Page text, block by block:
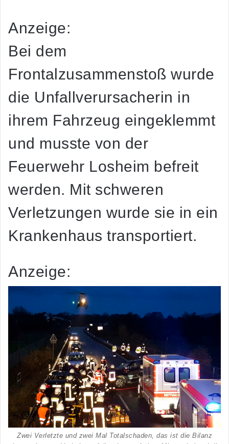
Anzeige:
Bei dem
Frontalzusammenstoß wurde
die Unfallverursacherin in
ihrem Fahrzeug eingeklemmt
und musste von der
Feuerwehr Losheim befreit
werden. Mit schweren
Verletzungen wurde sie in ein
Krankenhaus transportiert.
Anzeige:
Zwei Verletzte und zwei Mal Totalschaden, das ist die Bilanz